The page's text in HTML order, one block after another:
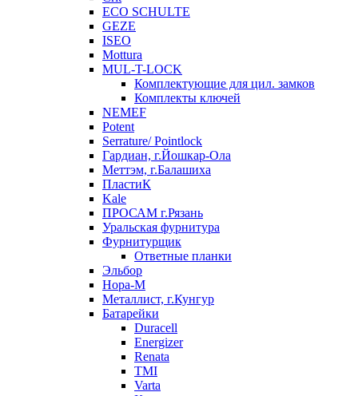
ECO SCHULTE
GEZE
ISEO
Mottura
MUL-T-LOCK
Комплектующие для цил. замков
Комплекты ключей
NEMEF
Potent
Serrature/ Pointlock
Гардиан, г.Йошкар-Ола
Меттэм, г.Балашиха
ПластиК
Kale
ПРОСАМ г.Рязань
Уральская фурнитура
Фурнитурщик
Ответные планки
Эльбор
Нора-М
Металлист, г.Кунгур
Батарейки
Duracell
Energizer
Renata
TMI
Varta